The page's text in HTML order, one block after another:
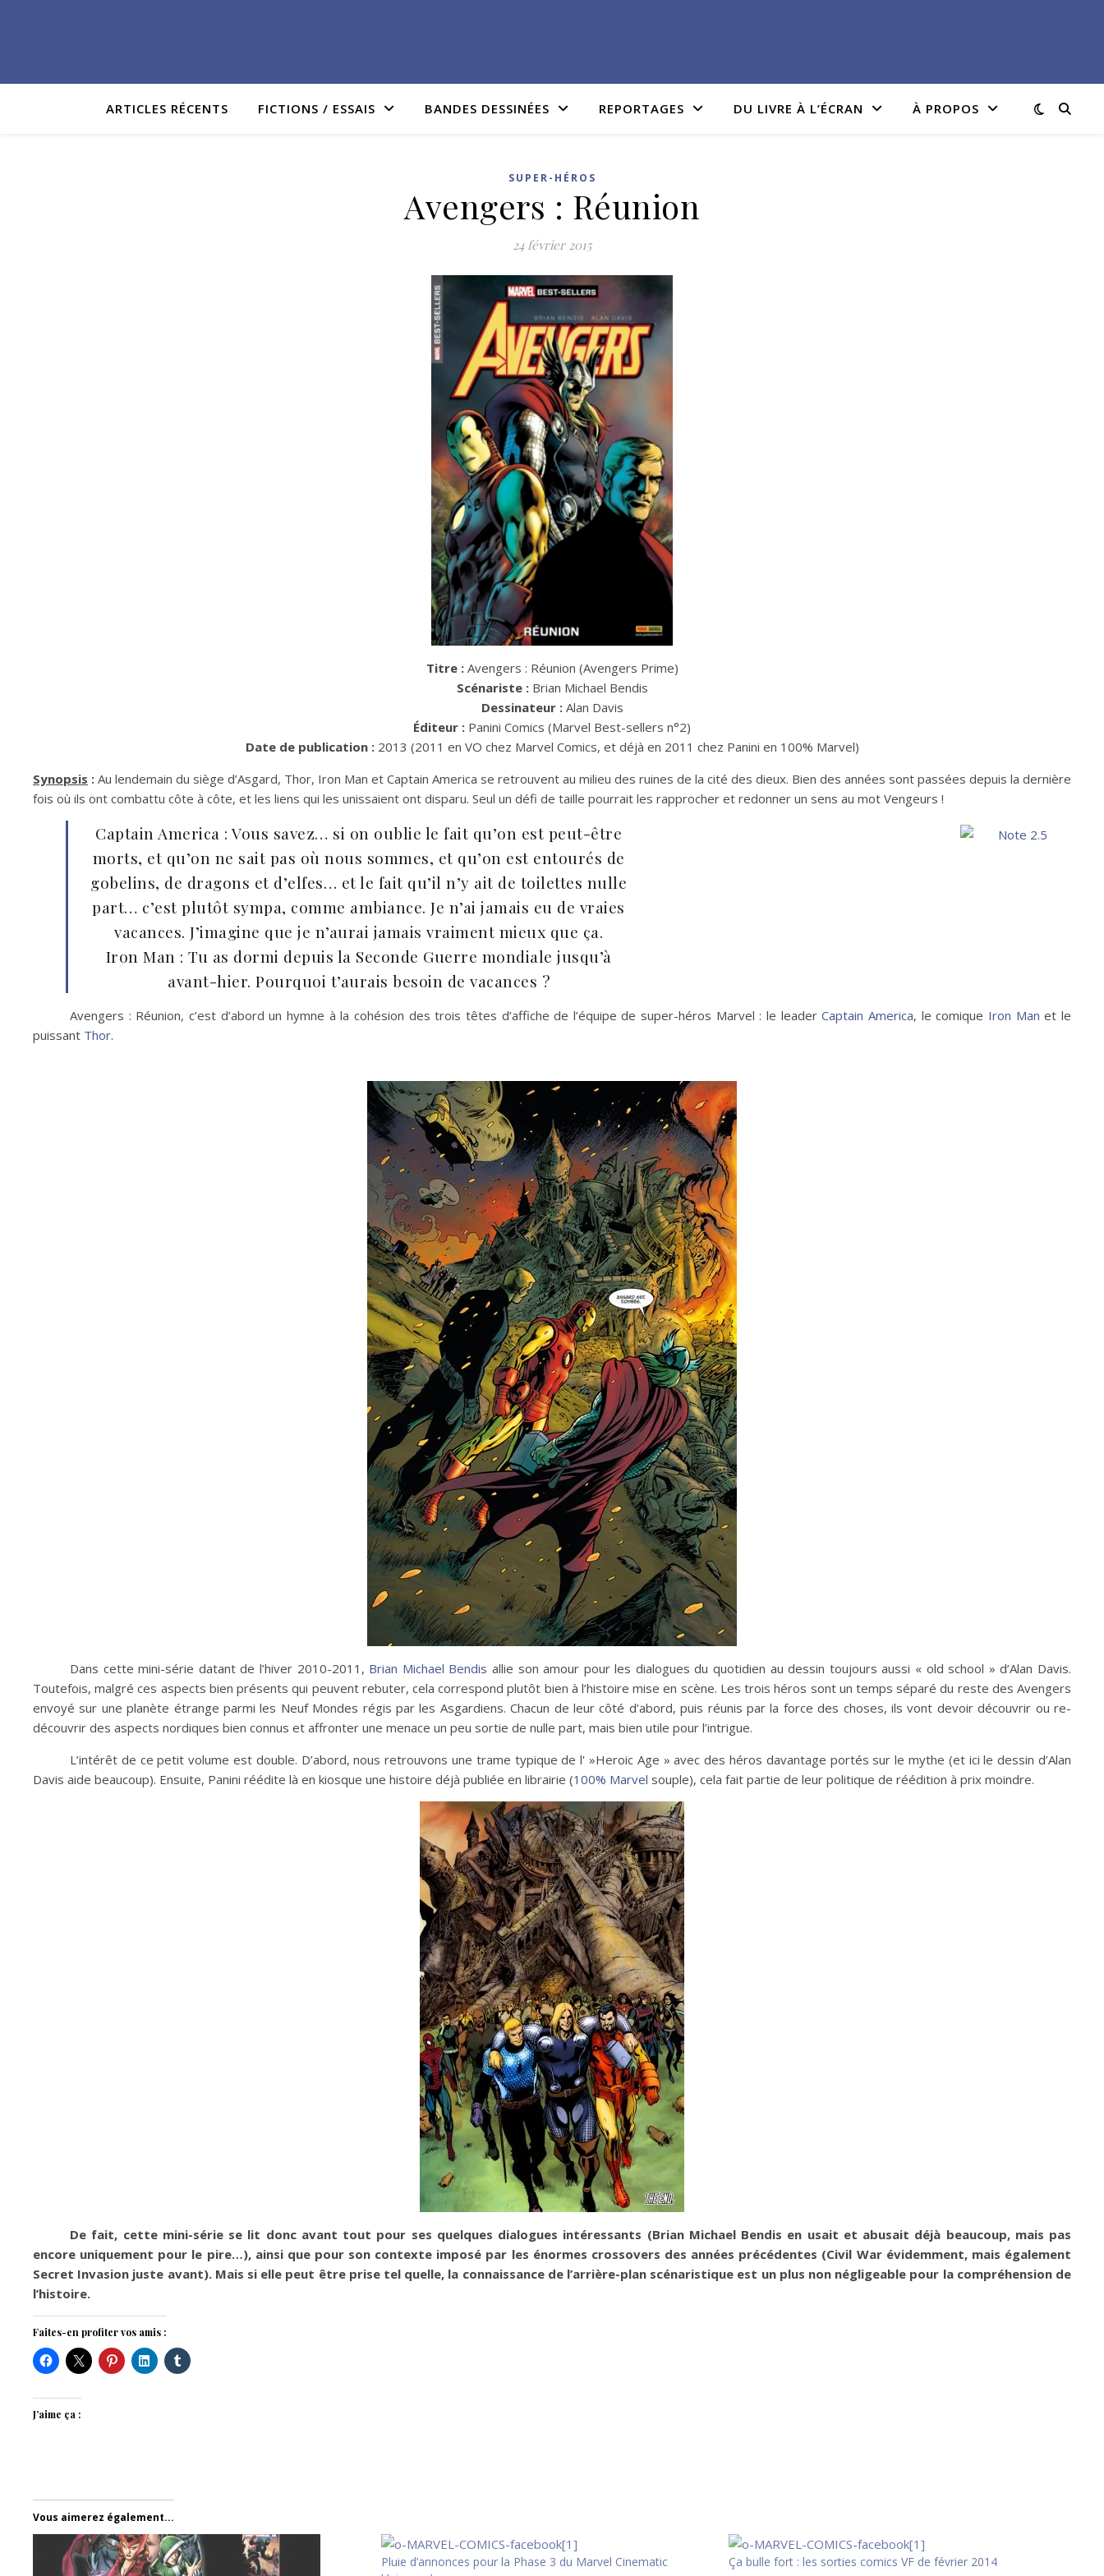
ARTICLES RÉCENTS FICTIONS / ESSAIS BANDES DESSINÉES REPORTAGES DU LIVRE À L’ÉCRAN À PROPOS
SUPER-HÉROS
Avengers : Réunion
24 février 2015
Titre : Avengers : Réunion (Avengers Prime)
Scénariste : Brian Michael Bendis
Dessinateur : Alan Davis
Éditeur : Panini Comics (Marvel Best-sellers n°2)
Date de publication : 2013 (2011 en VO chez Marvel Comics, et déjà en 2011 chez Panini en 100% Marvel)
Synopsis : Au lendemain du siège d’Asgard, Thor, Iron Man et Captain America se retrouvent au milieu des ruines de la cité des dieux. Bien des années sont passées depuis la dernière
fois où ils ont combattu côte à côte, et les liens qui les unissaient ont disparu. Seul un défi de taille pourrait les rapprocher et redonner un sens au mot Vengeurs !
Captain America : Vous savez… si on oublie le fait qu’on est peut-être
morts, et qu’on ne sait pas où nous sommes, et qu’on est entourés de
gobelins, de dragons et d’elfes… et le fait qu’il n’y ait de toilettes nulle
part… c’est plutôt sympa, comme ambiance. Je n’ai jamais eu de vraies
vacances. J’imagine que je n’aurai jamais vraiment mieux que ça.
Iron Man : Tu as dormi depuis la Seconde Guerre mondiale jusqu’à
avant-hier. Pourquoi t’aurais besoin de vacances ?
Avengers : Réunion, c’est d’abord un hymne à la cohésion des trois têtes d’affiche de l’équipe de super-héros Marvel : le leaderCaptain America, le comique Iron Man et le
puissant Thor.
Dans cette mini-série datant de l’hiver 2010-2011, Brian Michael Bendis allie son amour pour les dialogues du quotidien au dessin toujours aussi « old school » d’Alan Davis.
Toutefois, malgré ces aspects bien présents qui peuvent rebuter, cela correspond plutôt bien à l’histoire mise en scène. Les trois héros sont un temps séparé du reste des Avengers
envoyé sur une planète étrange parmi les Neuf Mondes régis par les Asgardiens. Chacun de leur côté d’abord, puis réunis par la force des choses, ils vont devoir découvrir ou re-
découvrir des aspects nordiques bien connus et affronter une menace un peu sortie de nulle part, mais bien utile pour l’intrigue.
L’intérêt de ce petit volume est double. D’abord, nous retrouvons une trame typique de l' »Heroic Age » avec des héros davantage portés sur le mythe (et ici le dessin d’Alan
Davis aide beaucoup). Ensuite, Panini réédite là en kiosque une histoire déjà publiée en librairie (100% Marvel souple), cela fait partie de leur politique de réédition à prix moindre.
De fait, cette mini-série se lit donc avant tout pour ses quelques dialogues intéressants (Brian Michael Bendis en usait et abusait déjà beaucoup, mais pas
encore uniquement pour le pire…), ainsi que pour son contexte imposé par les énormes crossovers des années précédentes (Civil War évidemment, mais également
Secret Invasion juste avant). Mais si elle peut être prise tel quelle, la connaissance de l’arrière-plan scénaristique est un plus non négligeable pour la compréhension de
l’histoire.
Faites-en profiter vos amis :
J’aime ça :
Vous aimerez également...
Pluie d’annonces pour la Phase 3 du Marvel Cinematic
Ça bulle fort : les sorties comics VF de février 2014